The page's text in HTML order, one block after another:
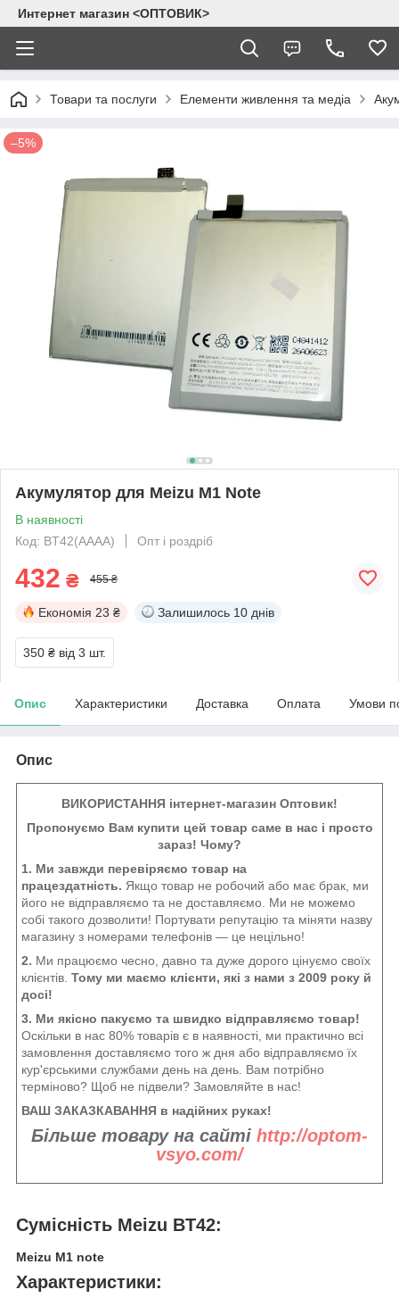
Интернет магазин <ОПТОВИК>
Товари та послуги Елементи живлення та медіа
–5%
Акумулятор для Meizu M1 Note
В наявності
Код: BT42(AAAA)
Опт і роздріб
432 ₴ 455 ₴
Економія 23 ₴ Залишилось 10 днів
350 ₴ від 3 шт.
Опис Характеристики Доставка Оплата Умови
Опис
ВИКОРИСТАННЯ інтернет-магазин Оптовик!
Пропонуємо Вам купити цей товар саме в нас і просто
зараз! Чому?
1. Ми завжди перевіряємо товар на
працездатність. Якщо товар не робочий або має брак, ми
його не відправляємо та не доставляємо. Ми не можемо
собі такого дозволити! Портувати репутацію та міняти назву
магазину з номерами телефонів — це нецільно!
2. Ми працюємо чесно, давно та дуже дорого цінуємо своїх
клієнтів. Тому ми маємо клієнти, які з нами з 2009 року й
досі!
3. Ми якісно пакуємо та швидко відправляємо товар!
Оскільки в нас 80% товарів є в наявності, ми практично всі
замовлення доставляємо того ж дня або відправляємо їх
кур'єрськими службами день на день. Вам потрібно
терміново? Щоб не підвели? Замовляйте в нас!
ВАШ ЗАКАЗКАВАННЯ в надійних руках!
Більше товару на сайті http://optom-
vsyo.com/
Сумісність Meizu BT42:
Meizu M1 note
Характеристики: